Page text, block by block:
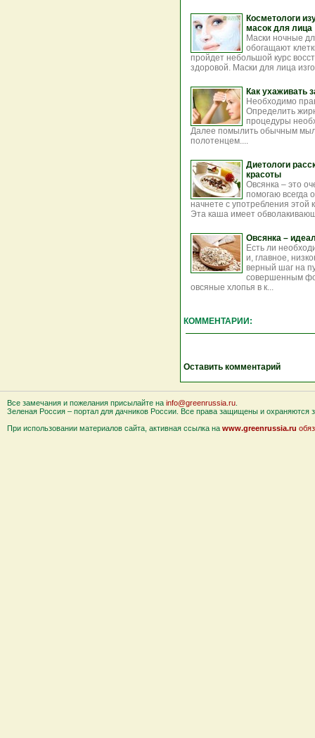
Косметологи
масок для лица
Маски ночные
обогащают
пройдет небольшой курс
здоровой. Маски для лица
Как ухаживать
Необходимо
Определить
процедуры
Далее помылить обычным
полотенцем....
Диетологи
красоты
Овсянка – это
помогаю всегда
начнете с употребления этой
Эта каша имеет
Овсянка –
Есть ли
и, главное,
верный шаг на
совершенным
овсяные хлопья в к...
КОММЕНТАРИИ:
Оставить комментарий
Все замечания и пожелания присылайте на info@greenrussia.ru
Зеленая Россия – портал для дачников России. Все права защищены и охраняются
При использовании материалов сайта, активная ссылка на www.greenrussia.ru